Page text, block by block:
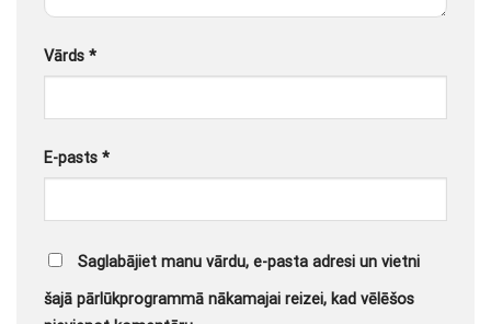
Vārds *
E-pasts *
Saglabājiet manu vārdu, e-pasta adresi un vietni
šajā pārlūkprogrammā nākamajai reizei, kad vēlēšos